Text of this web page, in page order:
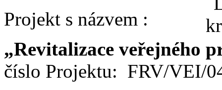
Projekt s názvem :
„Revitalizace veřejného
číslo Projektu: FRV/VEI/